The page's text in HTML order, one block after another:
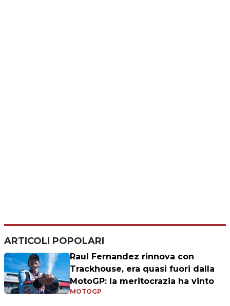
ARTICOLI POPOLARI
Raul Fernandez rinnova con
Trackhouse, era quasi fuori dalla
MotoGP: la meritocrazia ha vinto
MOTOGP